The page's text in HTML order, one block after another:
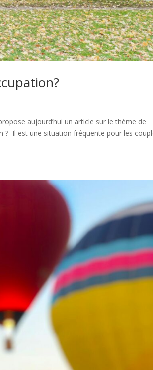
aujourd’hui un article sur le thème de
? Il est une situation fréquente pour les